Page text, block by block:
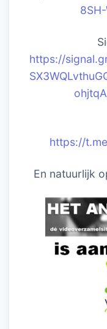
https://
https://
En natuurlijk